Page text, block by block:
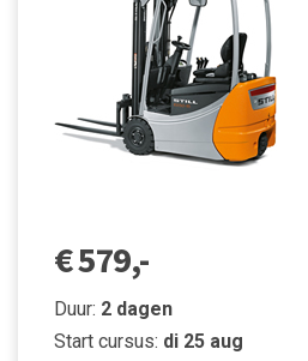
€ 579,-
Duur: 2 dagen
Start cursus: di 25 aug